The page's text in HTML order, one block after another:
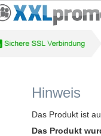
Hinweis
Das Produkt ist
Das Produkt